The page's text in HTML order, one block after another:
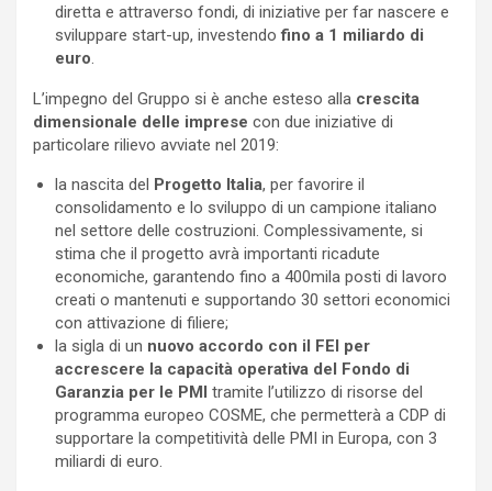
diretta e attraverso fondi, di iniziative per far nascere e
sviluppare start-up, investendofino a 1 miliardo di
euro.
L’impegno del Gruppo si è anche esteso alla crescita
dimensionale delle imprese con due iniziative di
particolare rilievo avviate nel 2019:
la nascita del Progetto Italia, per favorire il
consolidamento e lo sviluppo di un campione italiano
nel settore delle costruzioni. Complessivamente, si
stima che il progetto avrà importanti ricadute
economiche, garantendo fino a 400mila posti di lavoro
creati o mantenuti e supportando 30 settori economici
con attivazione di filiere;
la sigla di un nuovo accordo con il FEI per
accrescere la capacità operativa del Fondo di
Garanzia per le PMI tramite l’utilizzo di risorse del
programma europeo COSME, che permetterà a CDP di
supportare la competitività delle PMI in Europa, con 3
miliardi di euro.